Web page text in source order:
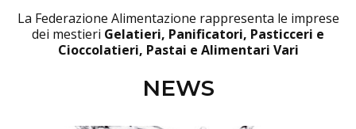
La Federazione Alimentazione rappresenta le imprese
dei mestieri Gelatieri, Panificatori, Pasticceri e
Cioccolatieri, Pastai e Alimentari Vari
NEWS